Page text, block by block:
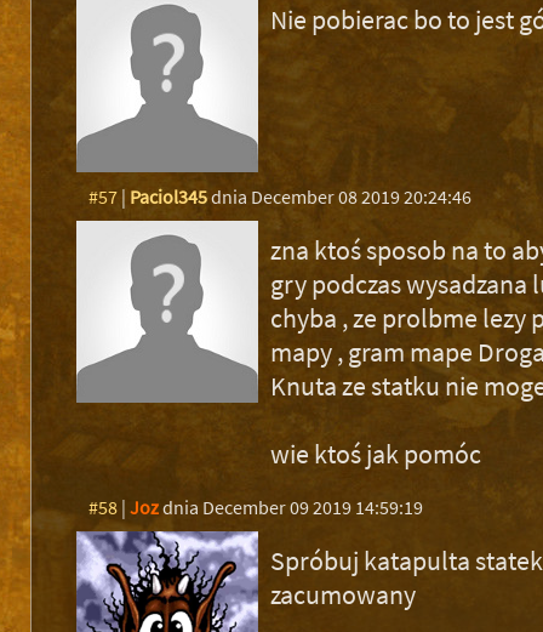
Nie pobierac bo to jest
#57| Paciol345dnia December 08 2019 20:24:46
zna ktoś sposob na to
gry podczas wysadzana
chyba , ze prolbme lezy
mapy , gram mape
Knuta ze statku nie
wie ktoś jak pomóc
#58| Jozdnia December 09 2019 14:59:19
Spróbuj katapulta
zacumowany